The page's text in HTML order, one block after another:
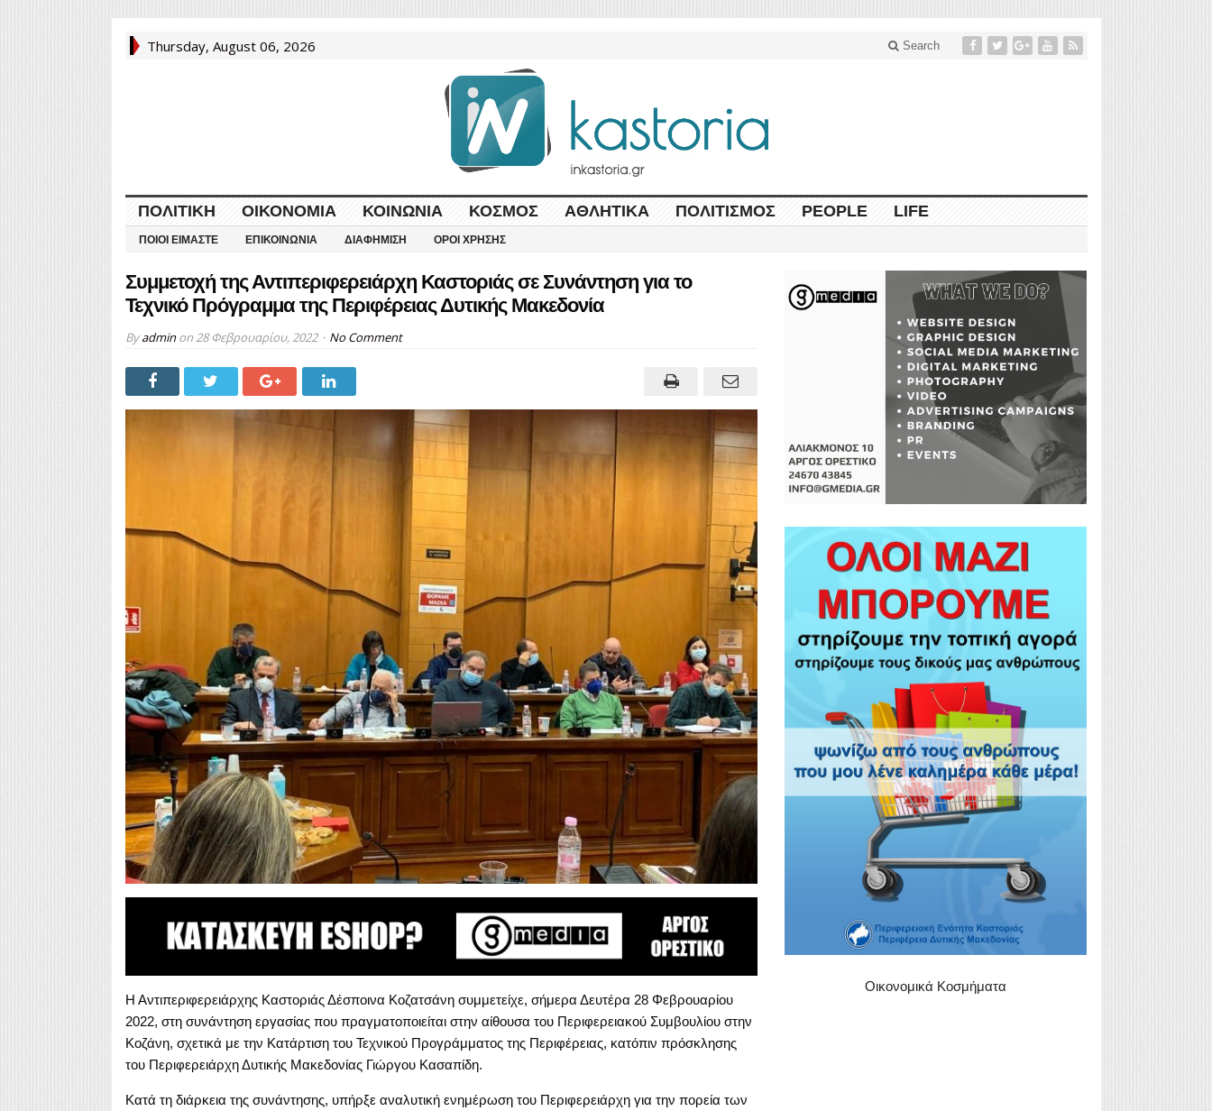
Thursday, August 06, 2026 Search
ΠΟΛΙΤΙΚΉ ΟΙΚΟΝΟΜΊΑ ΚΟΙΝΩΝΊΑ ΚΌΣΜΟΣ ΑΘΛΗΤΙΚΆ ΠΟΛΙΤΙΣΜΌΣ PEOPLE LIFE
ΠΟΙΟΙ ΕΊΜΑΣΤΕ ΕΠΙΚΟΙΝΩΝΊΑ ΔΙΑΦΉΜΙΣΗ ΌΡΟΙ ΧΡΉΣΗΣ
Συμμετοχή της Αντιπεριφερειάρχη Καστοριάς σε Συνάντηση για το
Τεχνικό Πρόγραμμα της Περιφέρειας Δυτικής Μακεδονία
Byadminon 28 Φεβρουαρίου, 2022 No Comment
Η Αντιπεριφερειάρχης Καστοριάς Δέσποινα Κοζατσάνη συμμετείχε, σήμερα Δευτέρα 28 Φεβρουαρίου
2022, στη συνάντηση εργασίας που πραγματοποιείται στην αίθουσα του Περιφερειακού Συμβουλίου στην
Κοζάνη, σχετικά με την Κατάρτιση του Τεχνικού Προγράμματος της Περιφέρειας, κατόπιν πρόσκλησης
του Περιφερειάρχη Δυτικής Μακεδονίας Γιώργου Κασαπίδη.
Κατά τη διάρκεια της συνάντησης, υπήρξε αναλυτική ενημέρωση του Περιφερειάρχη για την πορεία των
Οικονομικά Κοσμήματα